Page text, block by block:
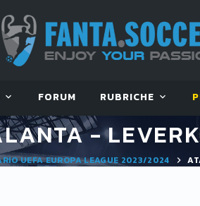
FORUM RUBRICHE
-
UEFA EUROPA LEAGUE 2023/2024